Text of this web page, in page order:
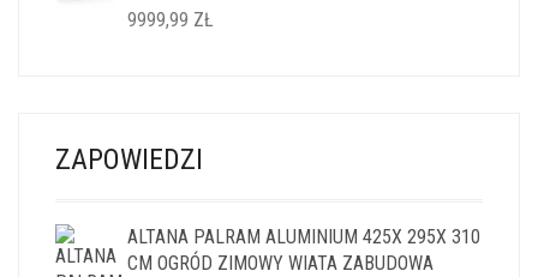
9999,99 ZŁ
ZAPOWIEDZI
ALTANA PALRAM ALUMINIUM 425X 295X 310
CM OGRÓD ZIMOWY WIATA ZABUDOWA